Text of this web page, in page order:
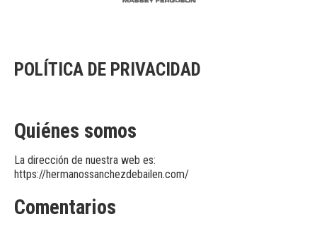
POLÍTICA DE PRIVACIDAD
Quiénes somos
La dirección de nuestra web es:
https://hermanossanchezdebailen.com/
Comentarios